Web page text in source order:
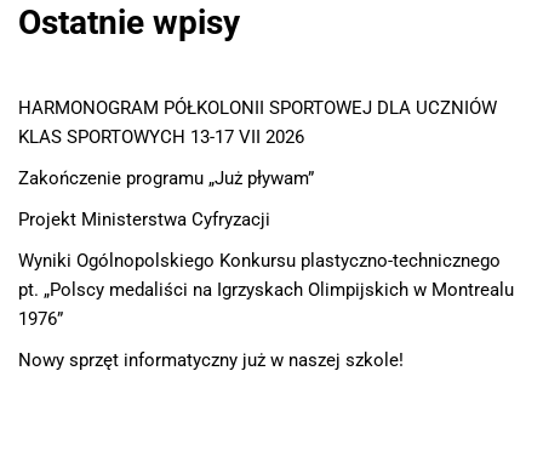
Ostatnie wpisy
HARMONOGRAM PÓŁKOLONII SPORTOWEJ DLA UCZNIÓW
KLAS SPORTOWYCH 13-17 VII 2026
Zakończenie programu „Już pływam”
Projekt Ministerstwa Cyfryzacji
Wyniki Ogólnopolskiego Konkursu plastyczno-technicznego
pt. „Polscy medaliści na Igrzyskach Olimpijskich w Montrealu
1976”
Nowy sprzęt informatyczny już w naszej szkole!